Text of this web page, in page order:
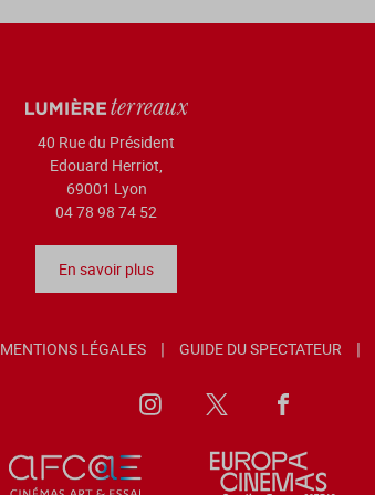
40 Rue du Président
Edouard Herriot,
69001 Lyon
04 78 98 74 52
En savoir plus
MENTIONS LÉGALES GUIDE DU SPECTATEUR